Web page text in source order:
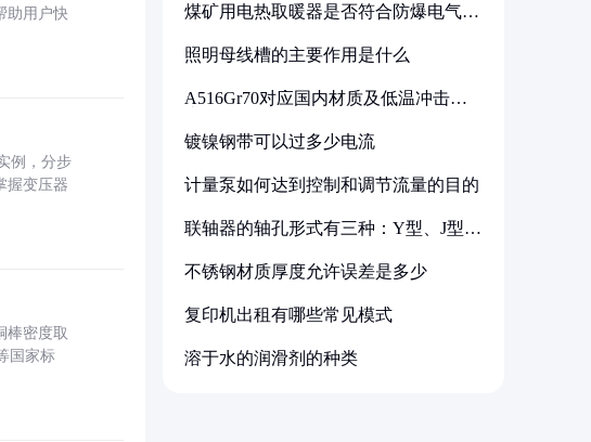
助用户快
例，分步
握变压器
棒密度取
国家标
煤矿用电热取暖器是否符合防爆电气设
照明母线槽的主要作用是什么
A516Gr70对应国内材质及低温冲击要
镀镍钢带可以过多少电流
计量泵如何达到控制和调节流量的目的
联轴器的轴孔形式有三种：Y型、J型、
不锈钢材质厚度允许误差是多少
复印机出租有哪些常见模式
溶于水的润滑剂的种类